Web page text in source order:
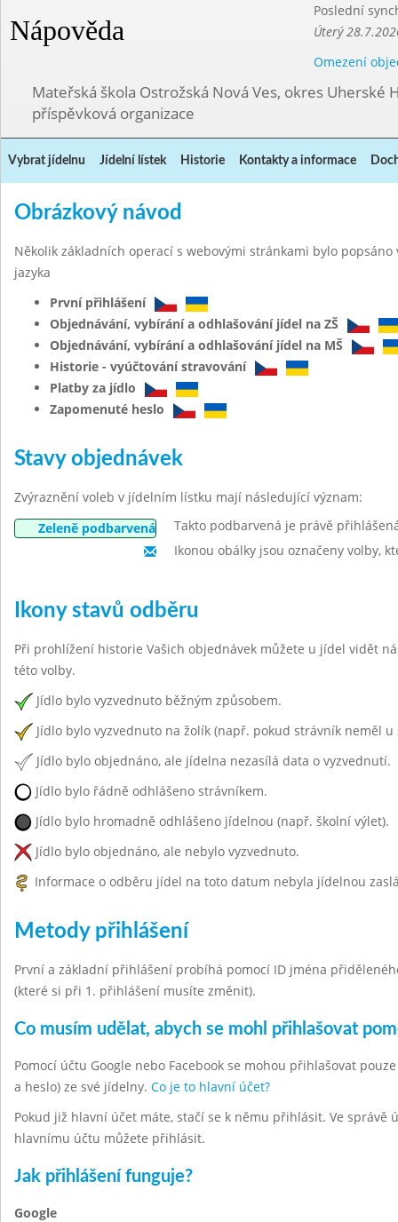
Nápověda
Poslední
Úterý
Omezení
Mateřská škola Ostrožská Nová Ves, okres Uherské
příspěvková organizace
Vybrat jídelnu Jídelní lístek Historie Kontakty a informace
Obrázkový návod
Několik základních operací s webovými stránkami bylo
jazyka
První přihlášení
Objednávání, vybírání a odhlašování jídel na ZŠ
Objednávání, vybírání a odhlašování jídel na MŠ
Historie - vyúčtování stravování
Platby za jídlo
Zapomenuté heslo
Stavy objednávek
Zvýraznění voleb v jídelním lístku mají následující význam:
Zeleně podbarvená
Takto podbarvená je právě
Ikonou obálky jsou označeny volby,
Ikony stavů odběru
Při prohlížení historie Vašich objednávek můžete u jídel vidět
této volby.
Jídlo bylo vyzvednuto běžným způsobem.
Jídlo bylo vyzvednuto na žolík (např. pokud strávník neměl u
Jídlo bylo objednáno, ale jídelna nezasílá data o vyzvednutí.
Jídlo bylo řádně odhlášeno strávníkem.
Jídlo bylo hromadně odhlášeno jídelnou (např. školní výlet).
Jídlo bylo objednáno, ale nebylo vyzvednuto.
Informace o odběru jídel na toto datum nebyla jídelnou
Metody přihlášení
První a základní přihlášení probíhá pomocí ID jména
(které si při 1. přihlášení musíte změnit).
Co musím udělat, abych se mohl přihlašovat
Pomocí účtu Google nebo Facebook se mohou přihlašovat
a heslo) ze své jídelny. Co je to hlavní účet?
Pokud již hlavní účet máte, stačí se k němu přihlásit. Ve
hlavnímu účtu můžete přihlásit.
Jak přihlášení funguje?
Google